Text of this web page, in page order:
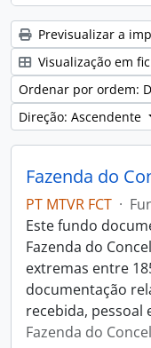
Previsualizar a
Visualização em
Ordenar por ordem:
Direção: Ascendente
Fazenda do
PT MTVR FCT ·
Este fundo
Fazenda do
extremas entre
documentação
recebida, pessoal
Fazenda do